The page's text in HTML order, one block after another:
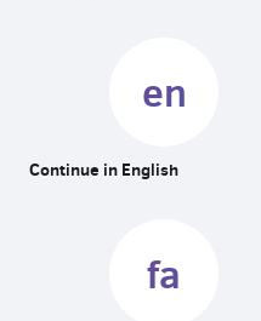
en
Continue in English
fa